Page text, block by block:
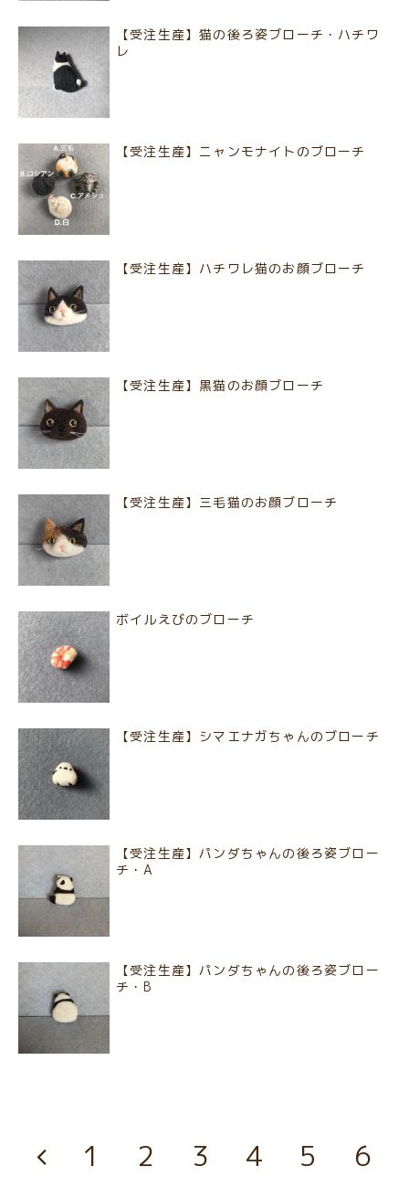
【受注生産】猫の後ろ姿ブローチ・ハチワ
レ
【受注生産】ニャンモナイトのブローチ
【受注生産】ハチワレ猫のお顔ブローチ
【受注生産】黒猫のお顔ブローチ
【受注生産】三毛猫のお顔ブローチ
ボイルえびのブローチ
【受注生産】シマエナガちゃんのブローチ
【受注生産】パンダちゃんの後ろ姿ブロー
チ・A
【受注生産】パンダちゃんの後ろ姿ブロー
チ・B
1 2 3 4 5
6